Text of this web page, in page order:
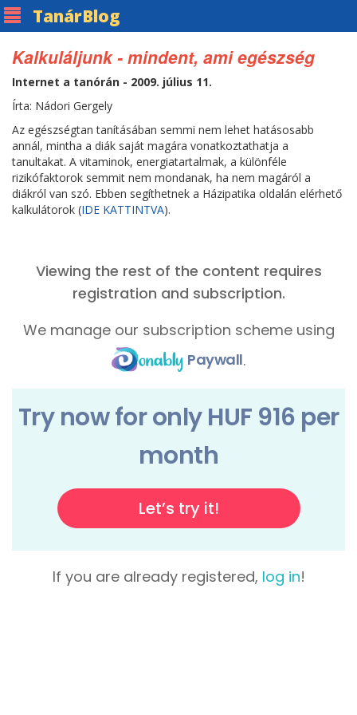
TanárBlog
Kalkuláljunk - mindent, ami egészség
Internet a tanórán - 2009. július 11.
Írta: Nádori Gergely
Az egészségtan tanításában semmi nem lehet hatásosabb
annál, mintha a diák saját magára vonatkoztathatja a
tanultakat. A vitaminok, energiatartalmak, a különféle
rizikófaktorok semmit nem mondanak, ha nem magáról a
diákról van szó. Ebben segíthetnek a Házipatika oldalán elérhető
kalkulátorok (IDE KATTINTVA).